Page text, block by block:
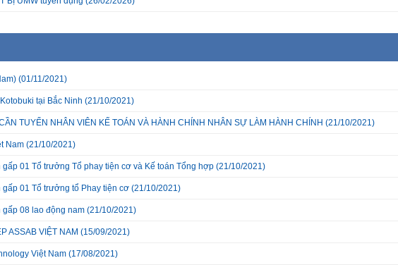
(01/11/2021)
tại Bắc Ninh (21/10/2021)
TUYỂN NHÂN VIÊN KẾ TOÁN VÀ HÀNH CHÍNH NHÂN SỰ LÀM HÀNH CHÍNH (21/10/2021)
Nam (21/10/2021)
01 Tổ trưởng Tổ phay tiện cơ và Kế toán Tổng hợp (21/10/2021)
01 Tổ trưởng tổ Phay tiện cơ (21/10/2021)
gấp 08 lao động nam (21/10/2021)
ASSAB VIỆT NAM (15/09/2021)
Việt Nam (17/08/2021)